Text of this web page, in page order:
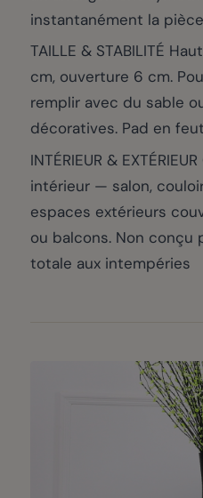
instantanément la
TAILLE & STABILITÉ
cm, ouverture 6 cm.
remplir avec du sable
décoratives. Pad en
INTÉRIEUR &
intérieur — salon,
espaces extérieurs
ou balcons. Non conçu
totale aux intempéries